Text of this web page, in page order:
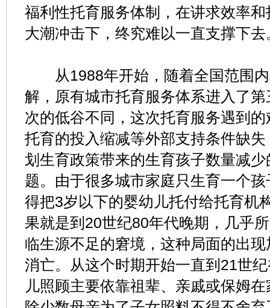
福利性托育服务体制，在讲求效率
大潮冲击下，终究难以一直支撑下去
从1988年开始，随着全国范围内
解，原有城市托育服务体系进入了
次的低谷不同，这次托育服务遇到
托育的投入缩减等外部支持条件缺
划生育政策带来的生育孩子数量减
题。由于很多城市家庭只生育一个
得把3岁以下的婴幼儿托付给托育机
果就是到20世纪80年代晚期，几乎
临生源不足的窘境，这种局面的出
消亡。从这个时期开始一直到21世
儿照顾主要依靠祖辈、亲戚或保姆